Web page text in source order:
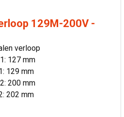
129M-200V -
verloop
127 mm
129 mm
200 mm
202 mm